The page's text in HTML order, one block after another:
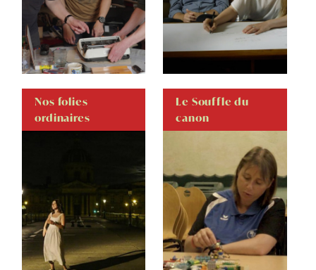
Nos folies
ordinaires
Le Souffle du
canon